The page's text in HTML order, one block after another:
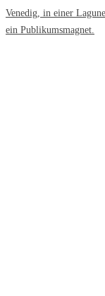
Venedig, in einer
ein Publikumsmagnet.